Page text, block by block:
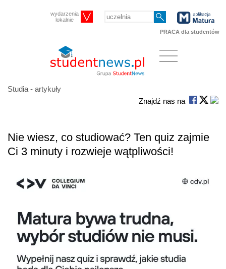
wydarzenia
lokalnie
PRACA dla studentów
Studia - artykuły
Znajdź nas na
Nie wiesz, co studiować? Ten quiz zajmie
Ci 3 minuty i rozwieje wątpliwości!